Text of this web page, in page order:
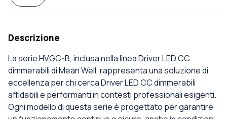
Descrizione
La serie HVGC-B, inclusa nella linea Driver LED CC
dimmerabili di Mean Well, rappresenta una soluzione di
eccellenza per chi cerca Driver LED CC dimmerabili
affidabili e performanti in contesti professionali esigenti.
Ogni modello di questa serie è progettato per garantire